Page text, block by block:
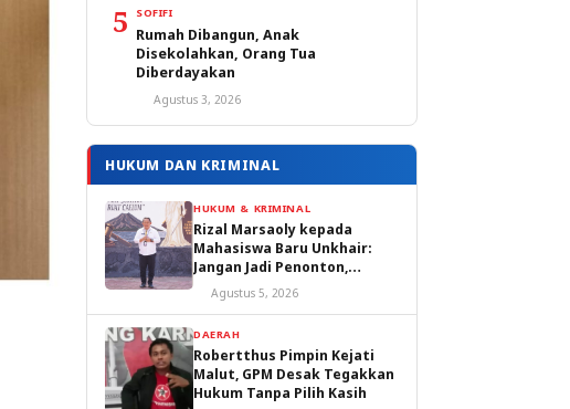
5 SOFIFI
Rumah Dibangun, Anak
Disekolahkan, Orang Tua
Diberdayakan
Agustus 3, 2026
HUKUM DAN KRIMINAL
HUKUM & KRIMINAL
Rizal Marsaoly kepada
Mahasiswa Baru Unkhair:
Jangan Jadi Penonton,
Jadilah Penggerak Masa
Depan Ternate dan Maluku
Agustus 5, 2026
DAERAH
Robertthus Pimpin Kejati
Malut, GPM Desak Tegakkan
Hukum Tanpa Pilih Kasih